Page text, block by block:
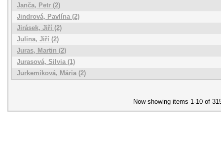
Janča, Petr (2)
Jindrová, Pavlína (2)
Jirásek, Jiří (2)
Julina, Jiří (2)
Juras, Martin (2)
Jurasová, Silvia (1)
Jurkemíková, Mária (2)
Now showing items 1-10 of